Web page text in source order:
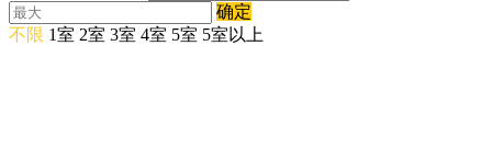
确定
不限 1室 2室 3室 4室 5室 5室以上